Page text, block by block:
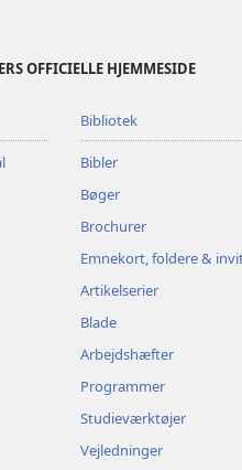
OFFICIELLE HJEMMESIDE
Bibliotek
Bibler
Bøger
Brochurer
Emnekort, foldere &
Artikelserier
Blade
Arbejdshæfter
Programmer
Studieværktøjer
Vejledninger